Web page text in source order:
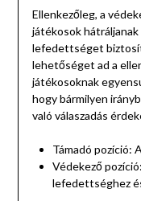
Ellenkezőleg, a
játékosok hátráljanak
lefedettséget
lehetőséget ad a
játékosoknak
hogy bármilyen
való válaszadás
Támadó pozíció:
Védekező
lefedettséghez